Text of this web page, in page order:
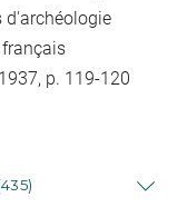
d'archéologie
français
p. 119-120